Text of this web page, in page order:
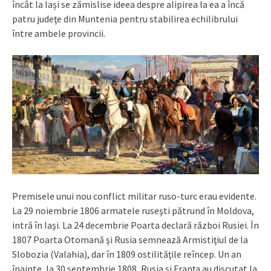
încât la Iași se zămislise ideea despre alipirea la ea a încă
patru judeţe din Muntenia pentru stabilirea echilibrului
între ambele provincii.
Premisele unui nou conflict militar ruso-turc erau evidente.
La 29 noiembrie 1806 armatele ruseşti pătrund în Moldova,
intră în Iaşi. La 24 decembrie Poarta declară război Rusiei. În
1807 Poarta Otomană şi Rusia semnează Armistiţiul de la
Slobozia (Valahia), dar în 1809 ostilităţile reîncep. Un an